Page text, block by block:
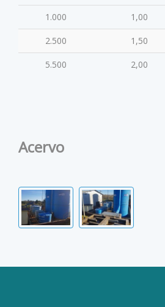
1.000 1,00
2.500 1,50
5.500 2,00
Acervo